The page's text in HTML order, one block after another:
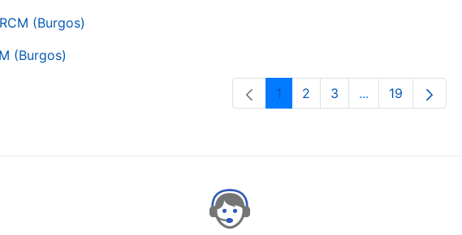
(Burgos)
(Burgos)
Página
1 Página
2 Página
3 ...PáginasPágina
19